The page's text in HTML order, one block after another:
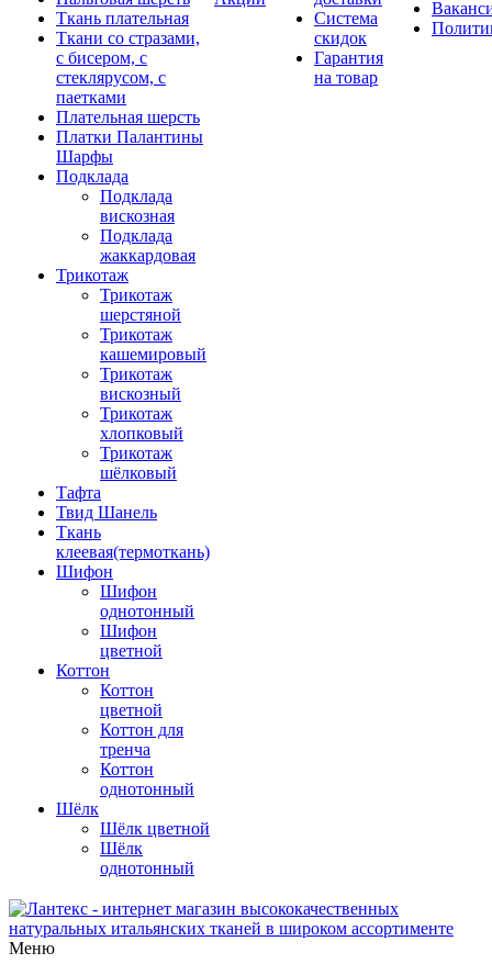
Ткань плательная
Ткани со стразами,
с бисером, с
стеклярусом, с
паетками
Плательная шерсть
Платки Палантины
Шарфы
Подклада
Подклада
вискозная
Подклада
жаккардовая
Трикотаж
Трикотаж
шерстяной
Трикотаж
кашемировый
Трикотаж
вискозный
Трикотаж
хлопковый
Трикотаж
шёлковый
Тафта
Твид Шанель
Ткань
клеевая(термоткань)
Шифон
Шифон
однотонный
Шифон
цветной
Коттон
Коттон
цветной
Коттон для
тренча
Коттон
однотонный
Шёлк
Шёлк цветной
Шёлк
однотонный
Система
скидок
Гарантия
на товар
Меню